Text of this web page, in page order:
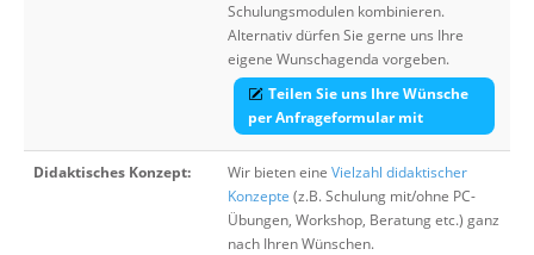
Schulungsmodulen kombinieren.
Alternativ dürfen Sie gerne uns Ihre
eigene Wunschagenda vorgeben.
Teilen Sie uns Ihre Wünsche
per Anfrageformular mit
Didaktisches Konzept: Wir bieten eine Vielzahl didaktischer
Konzepte (z.B. Schulung mit/ohne PC-
Übungen, Workshop, Beratung etc.) ganz
nach Ihren Wünschen.